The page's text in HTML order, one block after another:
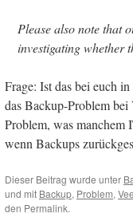
Please also note that
investigating whether
Frage: Ist das bei euch
das Backup-Problem
Problem, was
wenn Backups
Dieser Beitrag wurde unter
und mit Backup, Problem,
den Permalink.